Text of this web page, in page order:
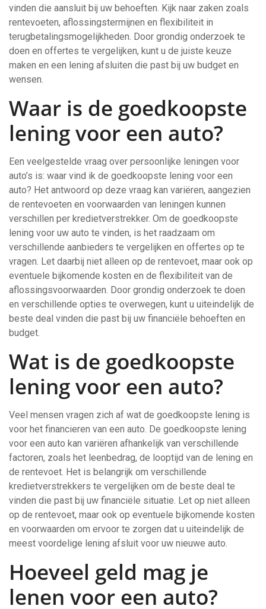
vinden die aansluit bij uw behoeften. Kijk naar zaken zoals
rentevoeten, aflossingstermijnen en flexibiliteit in
terugbetalingsmogelijkheden. Door grondig onderzoek te
doen en offertes te vergelijken, kunt u de juiste keuze
maken en een lening afsluiten die past bij uw budget en
wensen.
Waar is de goedkoopste
lening voor een auto?
Een veelgestelde vraag over persoonlijke leningen voor
auto’s is: waar vind ik de goedkoopste lening voor een
auto? Het antwoord op deze vraag kan variëren, aangezien
de rentevoeten en voorwaarden van leningen kunnen
verschillen per kredietverstrekker. Om de goedkoopste
lening voor uw auto te vinden, is het raadzaam om
verschillende aanbieders te vergelijken en offertes op te
vragen. Let daarbij niet alleen op de rentevoet, maar ook op
eventuele bijkomende kosten en de flexibiliteit van de
aflossingsvoorwaarden. Door grondig onderzoek te doen
en verschillende opties te overwegen, kunt u uiteindelijk de
beste deal vinden die past bij uw financiële behoeften en
budget.
Wat is de goedkoopste
lening voor een auto?
Veel mensen vragen zich af wat de goedkoopste lening is
voor het financieren van een auto. De goedkoopste lening
voor een auto kan variëren afhankelijk van verschillende
factoren, zoals het leenbedrag, de looptijd van de lening en
de rentevoet. Het is belangrijk om verschillende
kredietverstrekkers te vergelijken om de beste deal te
vinden die past bij uw financiële situatie. Let op niet alleen
op de rentevoet, maar ook op eventuele bijkomende kosten
en voorwaarden om ervoor te zorgen dat u uiteindelijk de
meest voordelige lening afsluit voor uw nieuwe auto.
Hoeveel geld mag je
lenen voor een auto?